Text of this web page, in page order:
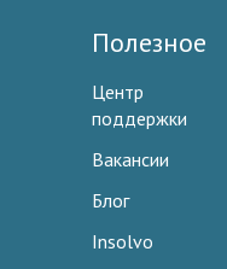
Полезное
Центр
поддержки
Вакансии
Блог
Insolvo